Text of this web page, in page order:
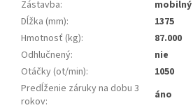
Zástavba:
mobilný
Dĺžka (mm):
1375
Hmotnosť (kg):
87.000
Odhlučnený:
nie
Otáčky (ot/min):
1050
Predĺženie záruky na dobu 3
rokov:
áno